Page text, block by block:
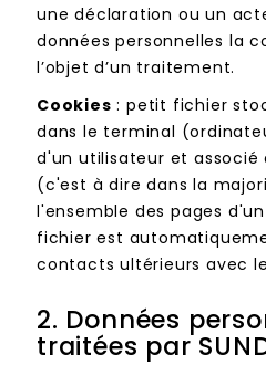
une déclaration ou un
données personnelles la
l’objet d’un traitement.
Cookies : petit fichier
dans le terminal
d'un utilisateur et associé
(c'est à dire dans la
l'ensemble des pages
fichier est
contacts ultérieurs avec
2. Données
traitées par